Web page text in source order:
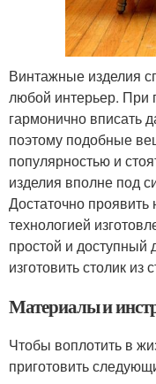
Винтажные изделия
любой интерьер. При
гармонично вписать
поэтому подобные
популярностью и
изделия вполне под
Достаточно проявить
технологией
простой и доступный
изготовить столик из
Материалы и
Чтобы воплотить в
приготовить